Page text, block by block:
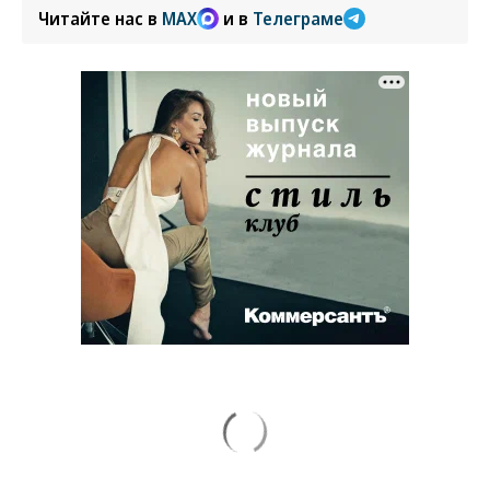
Читайте нас в MAX и в Телеграме